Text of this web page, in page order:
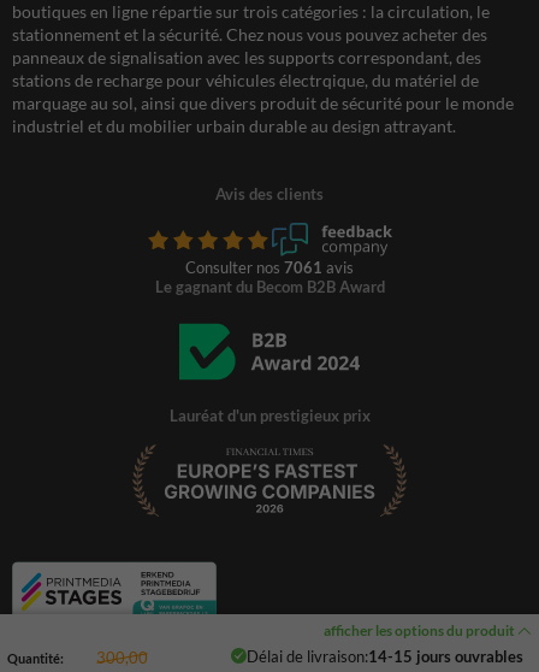
afficher les options du produit
Quantité: 300,00 Délai de livraison:14-15 jours ouvrables
boutiques en ligne répartie sur trois catégories : la circulation, le
stationnement et la sécurité. Chez nous vous pouvez acheter des
panneaux de signalisation avec les supports correspondant, des
stations de recharge pour véhicules électrqique, du matériel de
marquage au sol, ainsi que divers produit de sécurité pour le monde
industriel et du mobilier urbain durable au design attrayant.
Avis des clients
Consulter nos 7061 avis
Le gagnant du Becom B2B Award
Lauréat d'un prestigieux prix